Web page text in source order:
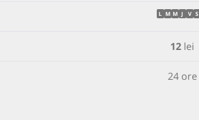
L M M J V S
12 lei
24 ore